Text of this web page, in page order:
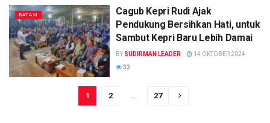
BATAM
Cagub Kepri Rudi Ajak
Pendukung Bersihkan Hati, untuk
Sambut Kepri Baru Lebih Damai
BY SUDIRMAN LEADER
14 OKTOBER 2024
33
1 2 27